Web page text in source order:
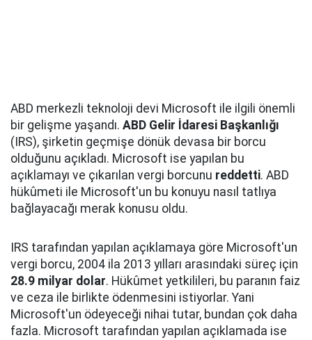
ABD merkezli teknoloji devi Microsoft ile ilgili önemli
bir gelişme yaşandı. ABD Gelir İdaresi Başkanlığı
(IRS), şirketin geçmişe dönük devasa bir borcu
olduğunu açıkladı. Microsoft ise yapılan bu
açıklamayı ve çıkarılan vergi borcunu reddetti. ABD
hükûmeti ile Microsoft'un bu konuyu nasıl tatlıya
bağlayacağı merak konusu oldu.
IRS tarafından yapılan açıklamaya göre Microsoft'un
vergi borcu, 2004 ila 2013 yılları arasındaki süreç için
28.9 milyar dolar. Hükûmet yetkilileri, bu paranın faiz
ve ceza ile birlikte ödenmesini istiyorlar. Yani
Microsoft'un ödeyeceği nihai tutar, bundan çok daha
fazla. Microsoft tarafından yapılan açıklamada ise